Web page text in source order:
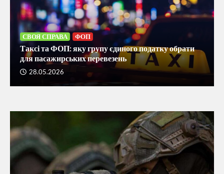
Долар пішов угору: актуальний курс у
банках та обмінниках України на 7 серпня
СВОЯ СПРАВА ФОП
Таксі та ФОП: яку групу єдиного податку обрати
для пасажирських перевезень
28.05.2026